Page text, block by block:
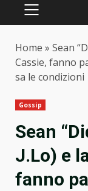
PRIMARY
Home » Sean
Cassie, fanno
sa le condizioni
Gossip
Sean
J.Lo) e
fanno